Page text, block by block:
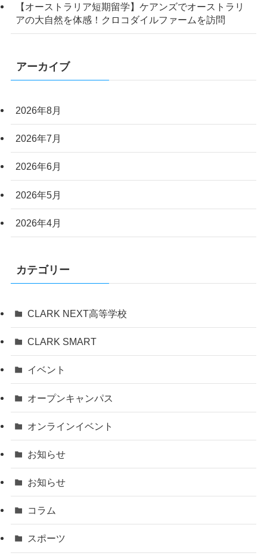
【オーストラリア短期留学】ケアンズでオーストラリ
アの大自然を体感！クロコダイルファームを訪問
アーカイブ
2026年8月
2026年7月
2026年6月
2026年5月
2026年4月
カテゴリー
CLARK NEXT高等学校
CLARK SMART
イベント
オープンキャンパス
オンラインイベント
お知らせ
お知らせ
コラム
スポーツ